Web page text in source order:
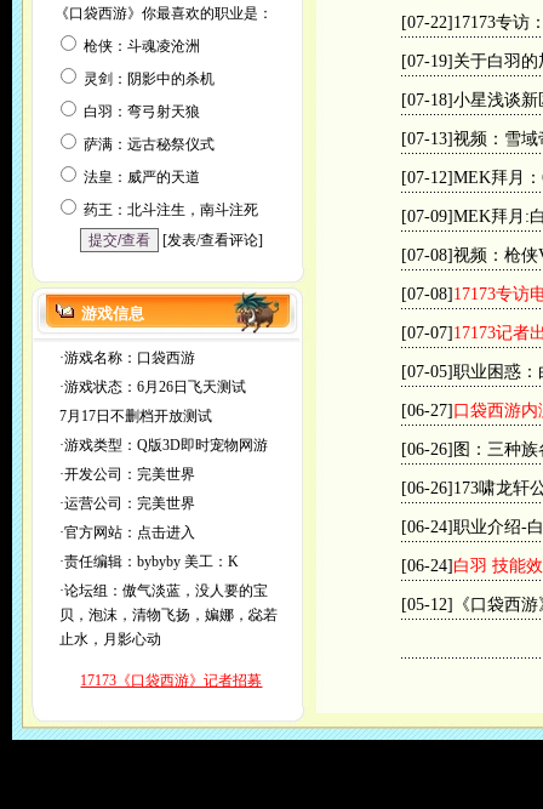
《口袋西游》你最喜欢的职业是：
枪侠：斗魂凌沧洲
灵剑：阴影中的杀机
白羽：弯弓射天狼
萨满：远古秘祭仪式
法皇：威严的天道
药王：北斗注生，南斗注死
[发表/查看评论]
游戏信息
·游戏名称：口袋西游
·游戏状态：6月26日飞天测试
7月17日不删档开放测试
·游戏类型：Q版3D即时宠物网游
·开发公司：完美世界
·运营公司：完美世界
·官方网站： 点击进入
·责任编辑：bybyby 美工：K
·论坛组：傲气淡蓝，没人要的宝
贝，泡沫，清物飞扬，媥娜，惢若
止水，月影心动
17173《口袋西游》记者招募
[07-22] 17173专访
[07-19] 关于白羽的
[07-18]小星浅谈新
[07-13]视频：雪域
[07-12]MEK拜月
[07-09]MEK拜月:
[07-08]视频：枪侠
[07-08] 17173专访
[07-07] 17173记者
[07-05]职业困惑
[06-27] 口袋西游
[06-26] 图：三种
[06-26] 173啸龙轩
[06-24]职业介绍-
[06-24] 白羽 技能
[05-12] 《口袋西